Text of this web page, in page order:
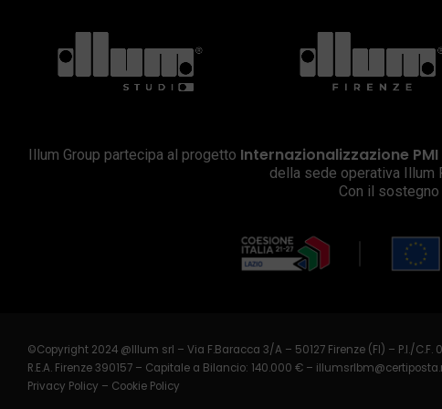
Illum Group partecipa al progetto Internazionalizzazione PMI
della sede operativa Illum
Con il
©Copyright 2024 @Illum srl – Via F.Baracca 3/A – 50127 Firenze (FI) – P.I./C.F.
R.E.A. Firenze 390157 – Capitale a Bilancio: 140.000 € –
Privacy Policy – Cookie Policy